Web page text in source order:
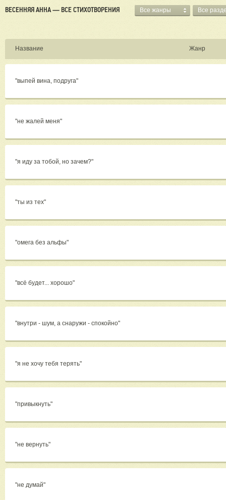
ВЕСЕННЯЯ АННА — ВСЕ СТИХОТВОРЕНИЯ Все жанры Все
Название Жанр
"выпей вина, подруга"
"не жалей меня"
"я иду за тобой, но зачем?"
"ты из тех"
"омега без альфы"
"всё будет... хорошо"
"внутри - шум, а снаружи - спокойно"
"я не хочу тебя терять"
"привыкнуть"
"не вернуть"
"не думай"